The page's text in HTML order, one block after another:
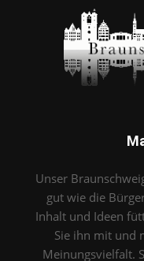
Unser
gut wie die
Inhalt und Ideen
Sie ihn mit und
Meinungsvielfalt.